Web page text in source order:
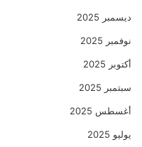
ديسمبر 2025
نوفمبر 2025
أكتوبر 2025
سبتمبر 2025
أغسطس 2025
يوليو 2025